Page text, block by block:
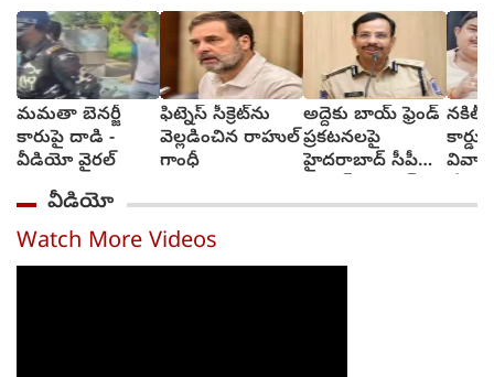
మమతా బెనర్జీ
కారుపై దాడి -
వీడియో వైరల్
ఫిట్నెస్ సీక్రెట్‌ను
వెల్లడించిన రాహుల్
గాంధీ
అద్దెకు బాయ్‌ ఫ్రెండ్‌
ప్రకటనలపై
హైదరాబాద్ సీపీ
నకిలీ
వీడియో
Watch More Videos